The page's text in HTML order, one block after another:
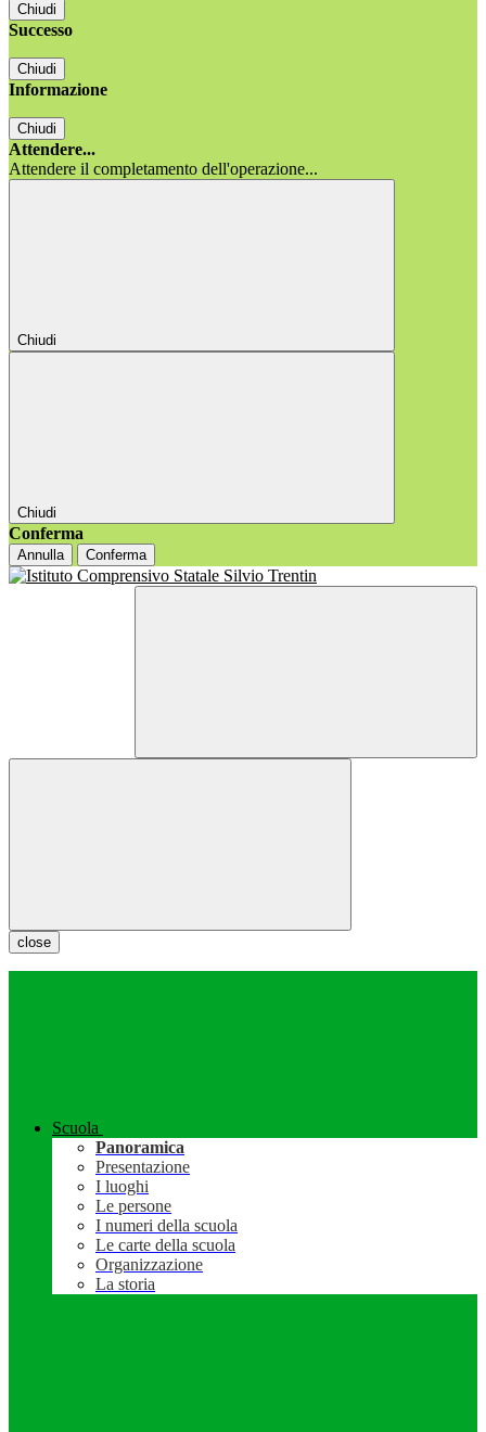
Chiudi
Successo
Chiudi
Informazione
Chiudi
Attendere...
Attendere il completamento dell'operazione...
Chiudi
Chiudi
Conferma
Annulla Conferma
close
Scuola
Panoramica
Presentazione
I luoghi
Le persone
I numeri della scuola
Le carte della scuola
Organizzazione
La storia